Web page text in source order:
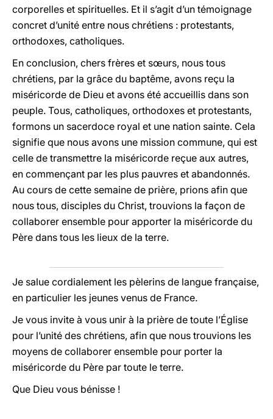
corporelles et spirituelles. Et il s’agit d’un témoignage
concret d’unité entre nous chrétiens : protestants,
orthodoxes, catholiques.
En conclusion, chers frères et sœurs, nous tous
chrétiens, par la grâce du baptême, avons reçu la
miséricorde de Dieu et avons été accueillis dans son
peuple. Tous, catholiques, orthodoxes et protestants,
formons un sacerdoce royal et une nation sainte. Cela
signifie que nous avons une mission commune, qui est
celle de transmettre la miséricorde reçue aux autres,
en commençant par les plus pauvres et abandonnés.
Au cours de cette semaine de prière, prions afin que
nous tous, disciples du Christ, trouvions la façon de
collaborer ensemble pour apporter la miséricorde du
Père dans tous les lieux de la terre.
Je salue cordialement les pèlerins de langue française,
en particulier les jeunes venus de France.
Je vous invite à vous unir à la prière de toute l’Église
pour l’unité des chrétiens, afin que nous trouvions les
moyens de collaborer ensemble pour porter la
miséricorde du Père par toute le terre.
Que Dieu vous bénisse !